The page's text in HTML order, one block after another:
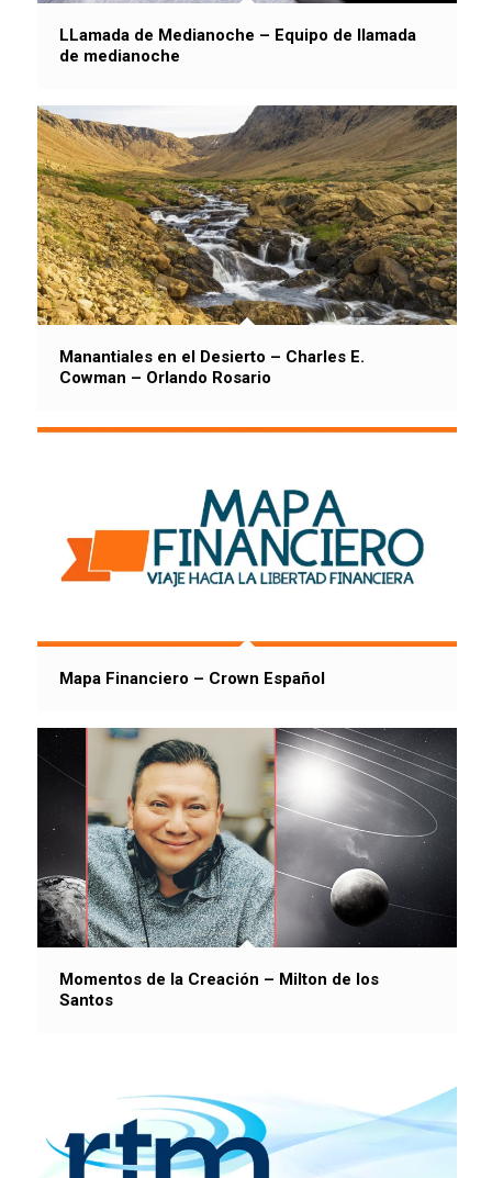
LLamada de Medianoche – Equipo de llamada
de medianoche
Manantiales en el Desierto – Charles E.
Cowman – Orlando Rosario
Mapa Financiero – Crown Español
Momentos de la Creación – Milton de los
Santos